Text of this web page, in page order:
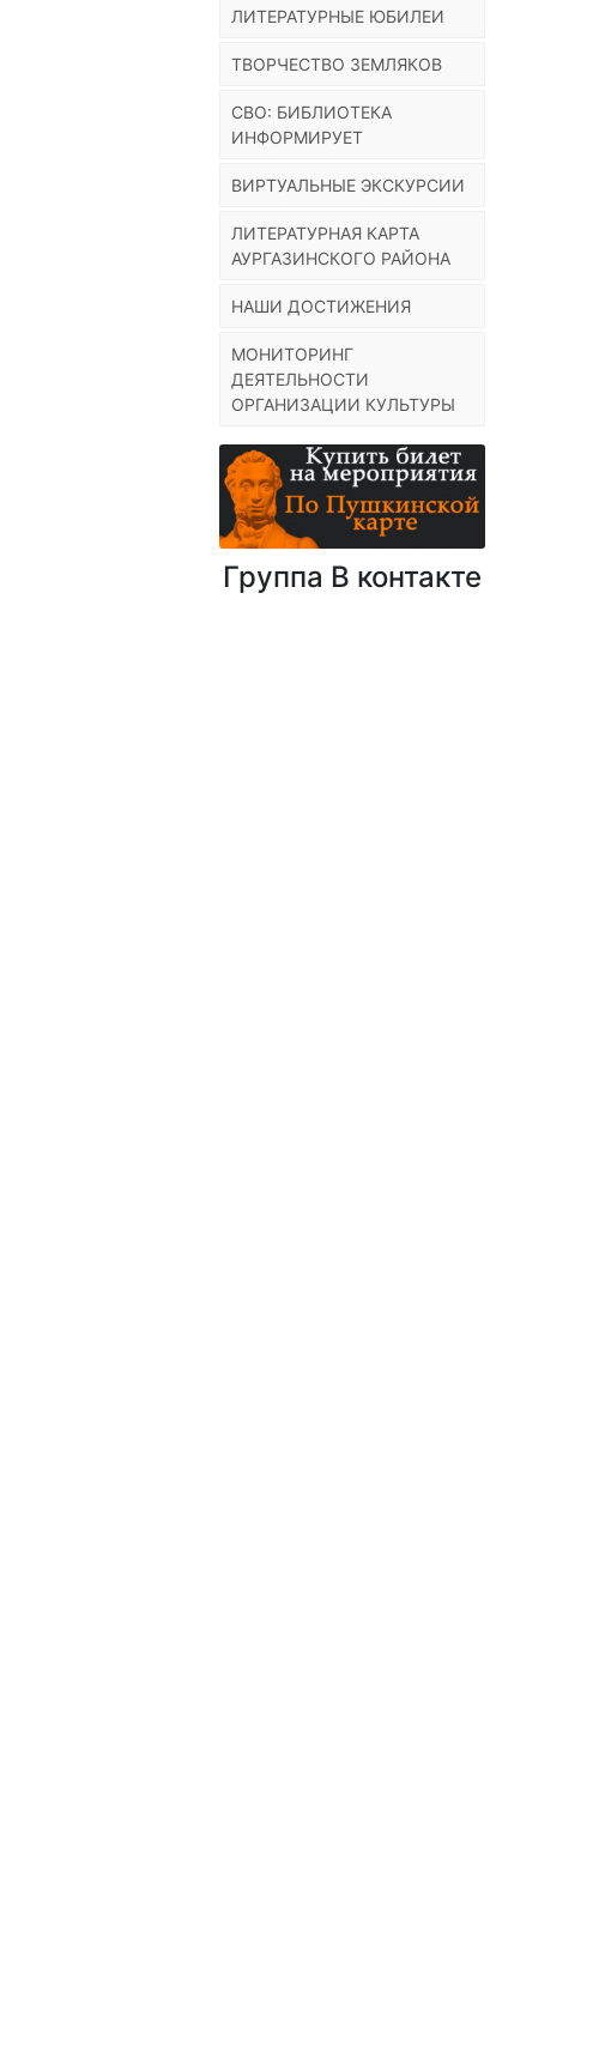
ЛИТЕРАТУРНЫЕ ЮБИЛЕИ
ТВОРЧЕСТВО ЗЕМЛЯКОВ
СВО: БИБЛИОТЕКА
ИНФОРМИРУЕТ
ВИРТУАЛЬНЫЕ ЭКСКУРСИИ
ЛИТЕРАТУРНАЯ КАРТА
АУРГАЗИНСКОГО РАЙОНА
НАШИ ДОСТИЖЕНИЯ
МОНИТОРИНГ
ДЕЯТЕЛЬНОСТИ
ОРГАНИЗАЦИИ КУЛЬТУРЫ
Группа В контакте